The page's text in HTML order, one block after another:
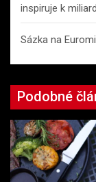
inspiruje k
Sázka na
Podobné